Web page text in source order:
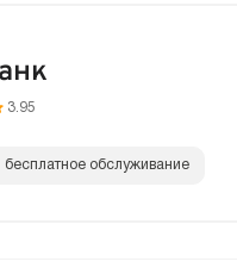
3.95
бесплатное обслуживание